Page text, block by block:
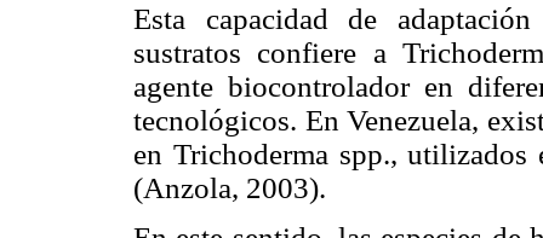
Esta capacidad de
sustratos confiere a
agente biocontrolador en
tecnológicos. En Venezuela,
en Trichoderma spp., utilizados
(Anzola, 2003).